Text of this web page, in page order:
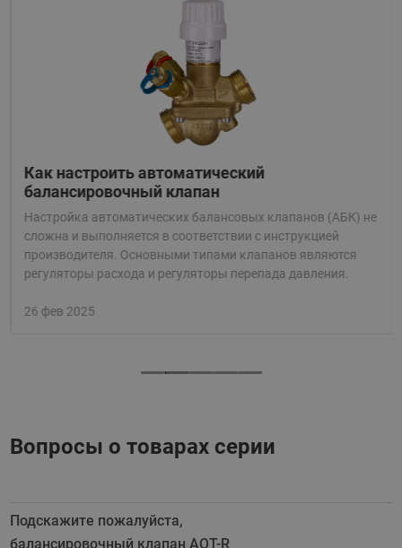
Как настроить автоматический
балансировочный клапан
Настройка автоматических балансовых клапанов (АБК) не
сложна и выполняется в соответствии с инструкцией
производителя. Основными типами клапанов являются
регуляторы расхода и регуляторы перепада давления.
26 фев 2025
Вопросы о товарах серии
Подскажите пожалуйста,
балансировочный клапан AQT-R